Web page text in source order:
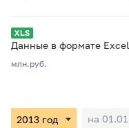
Данные в формате Excel
млн.руб.
на 01.01